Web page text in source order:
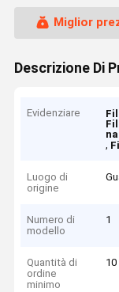
Miglior
Descrizione Di
Evidenziare
,
Luogo di
origine
Numero di
modello
1
Quantità di
ordine
minimo